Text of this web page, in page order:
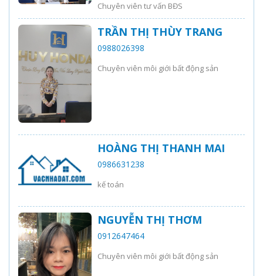
Chuyên viên tư vấn BĐS
TRẦN THỊ THÙY TRANG
0988026398
Chuyên viên môi giới bất động sản
HOÀNG THỊ THANH MAI
0986631238
kế toán
NGUYỄN THỊ THƠM
0912647464
Chuyên viên môi giới bất động sản